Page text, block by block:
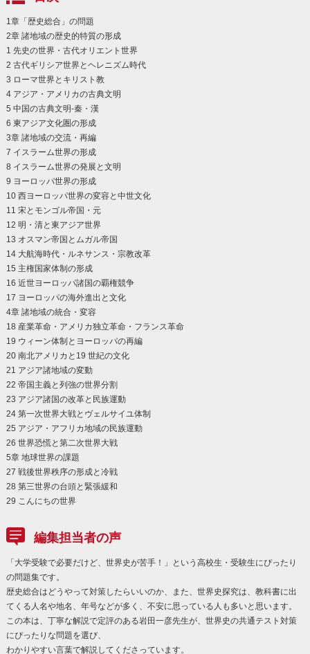
1章「歴史総合」の問題
2章 諸地域の歴史的特質の形成
1 先史の世界・古代オリエント世界
2 古代ギリシア世界とヘレニズム時代
3 ローマ世界とキリスト教
4 アジア・アメリカの古典文明
5 中国の古典文明-秦・漢
6 東アジア文化圏の形成
3章 諸地域の交流・再編
7 イスラーム世界の形成
8 イスラーム世界の発展と文明
9 ヨーロッパ世界の形成
10 西ヨーロッパ世界の変容と中世文化
11 宋とモンゴル帝国・元
12 明・清と東アジア世界
13 オスマン帝国とムガル帝国
14 大航海時代・ルネサンス・宗教改革
15 主権国家体制の形成
16 近世ヨーロッパ諸国の覇権競争
17 ヨーロッパの海外進出と文化
4章 諸地域の統合・変容
18 産業革命・アメリカ独立革命・フランス革命
19 ウィーン体制とヨーロッパの再編
20 南北アメリカと19 世紀の文化
21 アジア諸地域の変動
22 帝国主義と列強の世界分割
23 アジア諸国の改革と民族運動
24 第一次世界大戦とヴェルサイユ体制
25 アジア・アフリカ地域の民族運動
26 世界恐慌と第二次世界大戦
5章 地球世界の課題
27 戦後世界秩序の形成と冷戦
28 第三世界の台頭と緊張緩和
29 こんにちの世界
編集担当者の声
「大学受験で必要だけど、世界史が苦手！」という高校生・受験生にぴったり
の問題集です。
歴史総合はどうやって対策したらいいのか、また、世界史探究は、教科書に出
てくる人名や地名、年号などが多く、不安に思っている人も多いと思います。
この本は、丁寧な解説で定評のある岩田一彦先生が、世界史の共通テスト対策
にぴったりな問題を選び、
わかりやすい言葉で解説してくださっています。